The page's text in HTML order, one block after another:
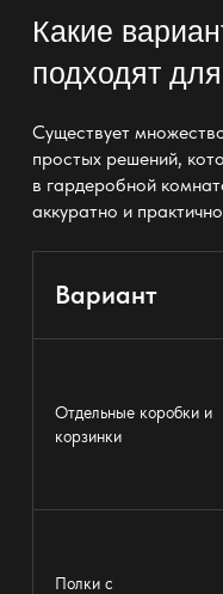
Какие
подходят
Существует
простых решений,
в гардеробной
аккуратно и
Вариант
Отдельные коробки и
корзинки
Полки с